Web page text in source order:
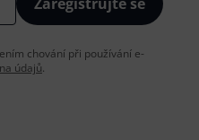
chování při používání e-
údajů.